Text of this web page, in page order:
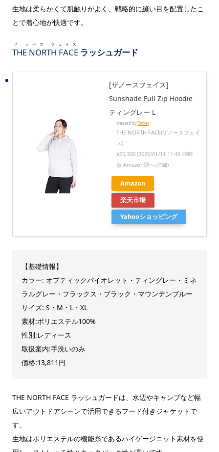
生地は柔らかくて肌触りがよく、戦略的に縫い目を配置したこ
とで着心地が快適です。
THE NORTH FACE
ザ ノース フェイス
ラッシュガード
[ザノースフェイス]
Sunshade Full Zip Hoodie
ティングレー L
created byRinker
THE NORTH FACE(ザノースフェイ
ス)
¥25,300 (2026/01/11 11:46:49時
点 Amazon調べ-詳細)
Amazon
楽天市場
Yahooショッピング
【基礎情報】
カラー: オプティックバイオレット・ティングレー・ミネ
ラルグレー・フラックス・ブラック・マウンテンブルー
サイズ: S・M・L・XL
素材:ポリエステル100%
性別:レディース
取扱案内:手洗いのみ
価格:13,811円
THE NORTH FACE ラッシュガードは、水辺やキャンプなど幅
広いアウトドアシーンで活用できるフード付きジャケットで
す。
生地はポリエステルの機能糸であるハイゲージニット素材を使